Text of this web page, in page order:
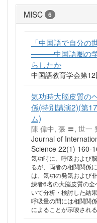
MISC 6
「中国語で自分
―――中国語圏の学
らしたか
中国語教育学会第
気功時大脳皮質の
係(特別講演2)(第
ム)
陳 偉中, 張 〓, 世一
Journal of
Science 22(1) 160-
気功時に、呼吸および
るが、両者の相関関係
は、気功の発気および
練者6名の大脳皮質の
いて分析・検討した結
呼吸量の間には相関関
によることが示唆される